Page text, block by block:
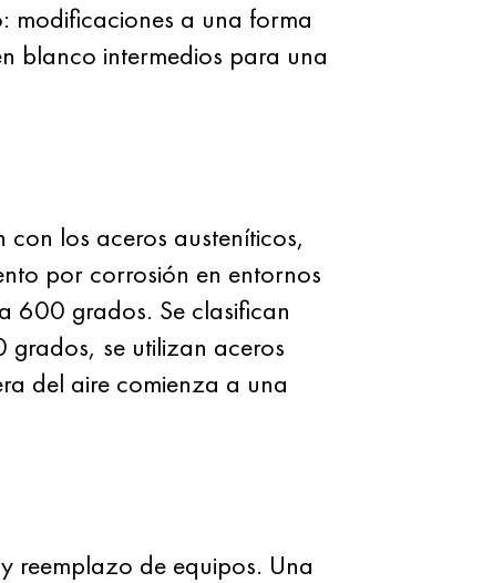
modificaciones a una forma
blanco intermedios para una
los aceros austeníticos,
por corrosión en entornos
600 grados. Se clasifican
grados, se utilizan aceros
del aire comienza a una
reemplazo de equipos. Una